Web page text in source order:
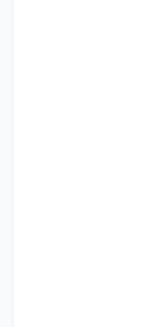
تکیه بر دانش فنی و
گام برمی‌دارد. ما
اساسی و زیربنای
پیشرفته تصفیه آب
از فناوری‌های نوین
از منابع آبی ارائه
از جمله تأمین آب
شده‌اند.
کیفی، ارائه
برای تضمین